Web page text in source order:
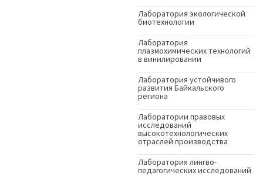
Лаборатория экологической
биотехнологии
Лаборатория
плазмохимических технологий
в винилировании
Лаборатория устойчивого
развития Байкальского
региона
Лаборатории правовых
исследований
высокотехнологических
отраслей производства
Лаборатория лингво-
педагогических исследований